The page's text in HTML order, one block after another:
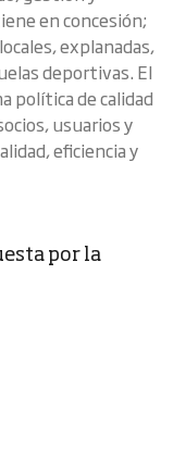
en concesión;
explanadas,
deportivas. El
política de calidad
usuarios y
eficiencia y
por la